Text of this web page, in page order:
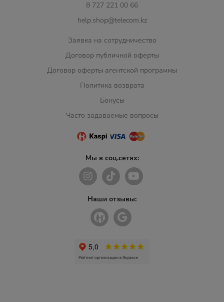
8 727 221 00 66
help.shop@telecom.kz
Заявка на сотрудничество
Договор публичной оферты
Договор оферты агентской программы
Политика возврата
Бонусы
Часто задаваемые вопросы
Мы в соц.сетях:
Наши отзывы: